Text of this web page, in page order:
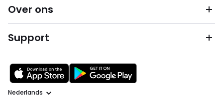
Over ons
Support
Taal